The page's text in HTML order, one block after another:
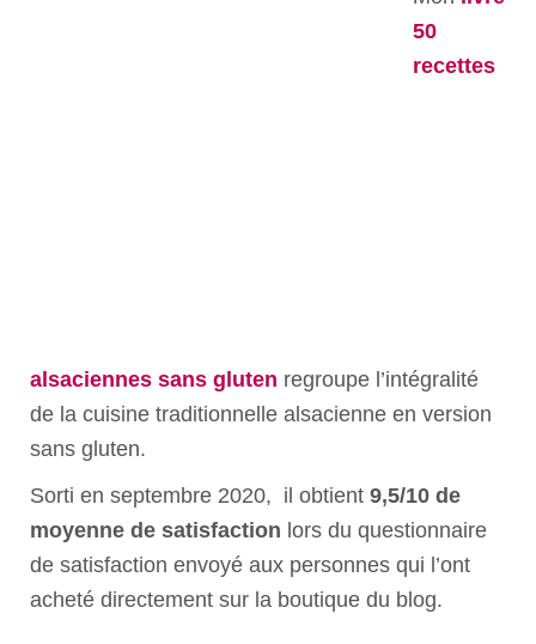
50
recettes
alsaciennes sans gluten regroupe l’intégralité
de la cuisine traditionnelle alsacienne en version
sans gluten.
Sorti en septembre 2020, il obtient 9,5/10 de
moyenne de satisfaction lors du questionnaire
de satisfaction envoyé aux personnes qui l’ont
acheté directement sur la boutique du blog.